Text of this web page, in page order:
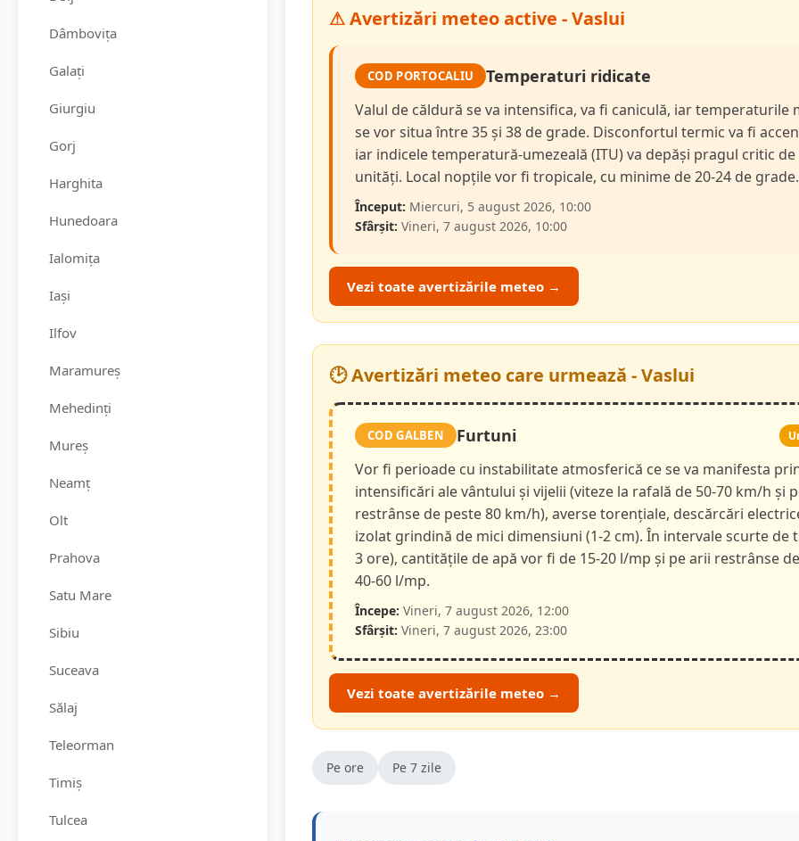
Dâmbovița
Galați
Giurgiu
Gorj
Harghita
Hunedoara
Ialomița
Iași
Ilfov
Maramureș
Mehedinți
Mureș
Neamț
Olt
Prahova
Satu Mare
Sibiu
Suceava
Sălaj
Teleorman
Timiș
Tulcea
⚠ Avertizări meteo active - Vaslui
COD PORTOCALIU Temperaturi ridicate
Valul de căldură se va intensifica, va fi caniculă, iar temperaturile
se vor situa între 35 și 38 de grade. Disconfortul termic va fi
iar indicele temperatură-umezeală (ITU) va depăși pragul critic de
unități. Local nopțile vor fi tropicale, cu minime de 20-24 de grade.
Început: Miercuri, 5 august 2026, 10:00
Sfârșit: Vineri, 7 august 2026, 10:00
Vezi toate avertizările meteo →
🕑 Avertizări meteo care urmează - Vaslui
COD GALBEN Furtuni
Vor fi perioade cu instabilitate atmosferică ce se va manifesta
intensificări ale vântului și vijelii (viteze la rafală de 50-70 km/h și
restrânse de peste 80 km/h), averse torențiale, descărcări
izolat grindină de mici dimensiuni (1-2 cm). În intervale scurte de
3 ore), cantitățile de apă vor fi de 15-20 l/mp și pe arii restrânse
40-60 l/mp.
Începe: Vineri, 7 august 2026, 12:00
Sfârșit: Vineri, 7 august 2026, 23:00
Vezi toate avertizările meteo →
Pe ore Pe 7 zile